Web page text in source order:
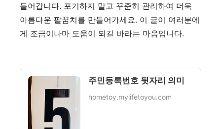
들어갑니다. 포기하지 말고 꾸준히 관리하여 더욱
아름다운 팔꿈치를 만들어가세요. 이 글이 여러분에
게 조금이나마 도움이 되길 바라는 마음입니다.
주민등록번호 뒷자리 의미
hometoy.mylifetoyou.com